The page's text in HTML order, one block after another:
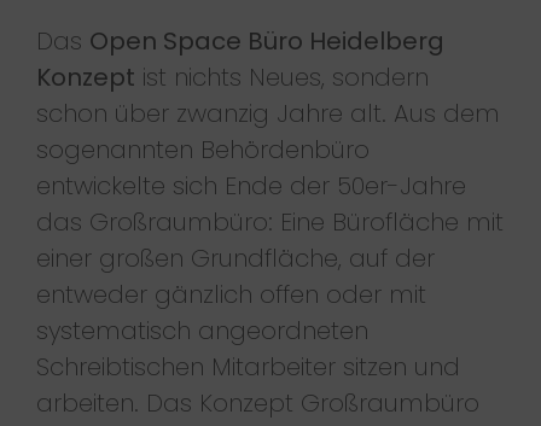
Das Open Space Büro Heidelberg
Konzept ist nichts Neues, sondern
schon über zwanzig Jahre alt. Aus dem
sogenannten Behördenbüro
entwickelte sich Ende der 50er-Jahre
das Großraumbüro: Eine Bürofläche mit
einer großen Grundfläche, auf der
entweder gänzlich offen oder mit
systematisch angeordneten
Schreibtischen Mitarbeiter sitzen und
arbeiten. Das Konzept Großraumbüro